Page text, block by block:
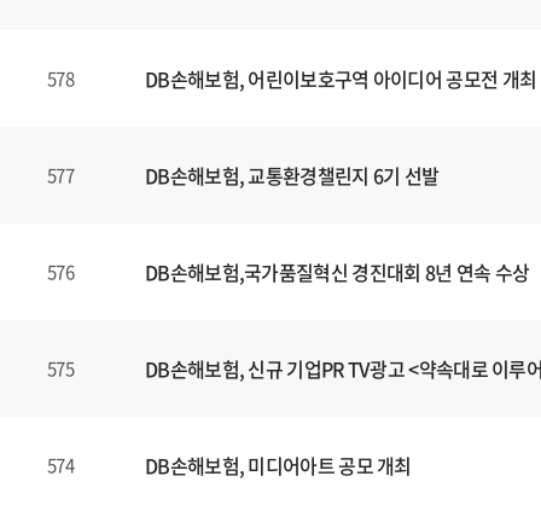
578 DB손해보험, 어린이보호구역 아이디어 공모전 개최
577 DB손해보험, 교통환경챌린지 6기 선발
576 DB손해보험,국가품질혁신 경진대회 8년 연속 수상
575 DB손해보험, 신규 기업PR TV광고 <약속대로 이루
574 DB손해보험, 미디어아트 공모 개최